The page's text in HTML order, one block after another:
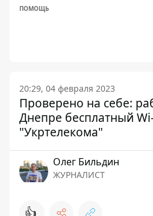
ПОМОЩЬ
20:29, 04 февраля 2023
Проверено на себе:
Днепре бесплатный
"Укртелекома"
Олег Бильдин
ЖУРНАЛИСТ
👍